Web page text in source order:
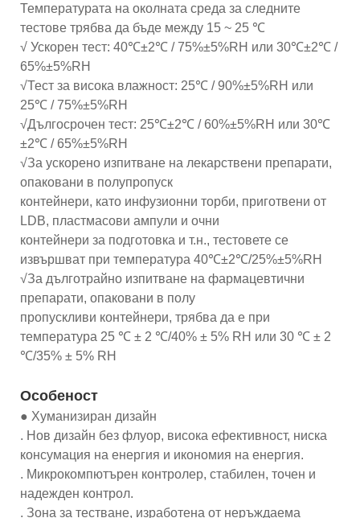
Температурата на околната среда за следните
тестове трябва да бъде между 15 ~ 25 ℃
√ Ускорен тест: 40℃±2℃ / 75%±5%RH или 30℃±2℃ /
65%±5%RH
√Тест за висока влажност: 25℃ / 90%±5%RH или
25℃ / 75%±5%RH
√Дългосрочен тест: 25℃±2℃ / 60%±5%RH или 30℃
±2℃ / 65%±5%RH
√За ускорено изпитване на лекарствени препарати,
опаковани в полупропуск
контейнери, като инфузионни торби, приготвени от
LDB, пластмасови ампули и очни
контейнери за подготовка и т.н., тестовете се
извършват при температура 40℃±2℃/25%±5%RH
√За дълготрайно изпитване на фармацевтични
препарати, опаковани в полу
пропускливи контейнери, трябва да е при
температура 25 ℃ ± 2 ℃/40% ± 5% RH или 30 ℃ ± 2
℃/35% ± 5% RH
Особеност
● Хуманизиран дизайн
. Нов дизайн без флуор, висока ефективност, ниска
консумация на енергия и икономия на енергия.
. Микрокомпютърен контролер, стабилен, точен и
надежден контрол.
. Зона за тестване, изработена от неръждаема